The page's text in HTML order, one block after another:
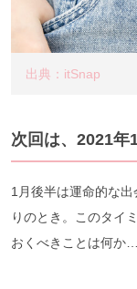
出典：itSnap
次回は、2021
1月後半は運命的な
りのとき。このタイ
おくべきことは何